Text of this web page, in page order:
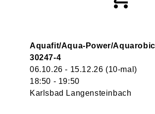
Aquafit/Aqua-Power/
30247-4
06.10.26 - 15.12.26 (10-mal)
18:50 - 19:50
Karlsbad Langensteinbach